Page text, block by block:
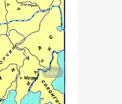
next